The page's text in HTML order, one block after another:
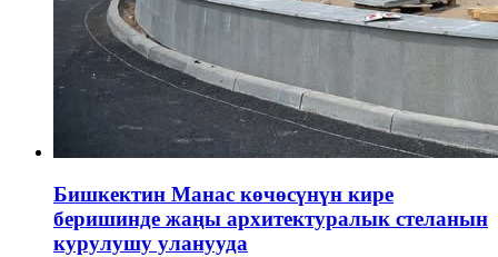
Бишкектин Манас көчөсүнүн кире
беришинде жаңы архитектуралык стеланын
курулушу уланууда